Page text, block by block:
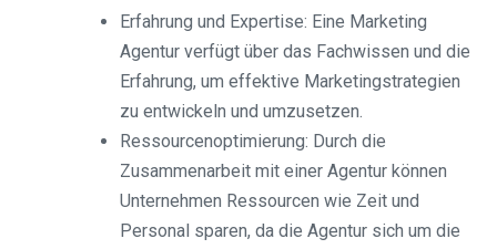
Erfahrung und Expertise: Eine Marketing
Agentur verfügt über das Fachwissen und die
Erfahrung, um effektive Marketingstrategien
zu entwickeln und umzusetzen.
Ressourcenoptimierung: Durch die
Zusammenarbeit mit einer Agentur können
Unternehmen Ressourcen wie Zeit und
Personal sparen, da die Agentur sich um die